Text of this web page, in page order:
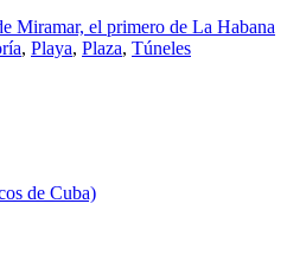
Miramar, el primero de La Habana
, Playa, Plaza, Túneles
de Cuba)